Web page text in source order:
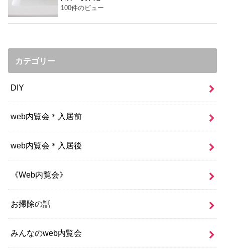
100件のビュー
カテゴリー
DIY
web内覧会＊入居前
web内覧会＊入居後
《Web内覧会》
お掃除の話
みんなのweb内覧会